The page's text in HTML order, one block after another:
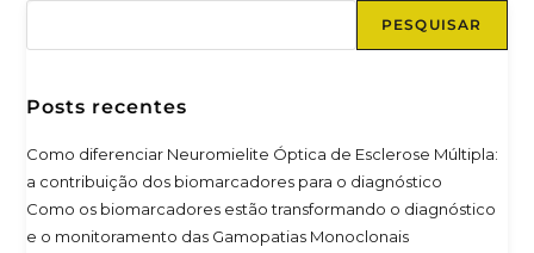
PESQUISAR
Posts recentes
Como diferenciar Neuromielite Óptica de Esclerose Múltipla:
a contribuição dos biomarcadores para o diagnóstico
Como os biomarcadores estão transformando o diagnóstico
e o monitoramento das Gamopatias Monoclonais